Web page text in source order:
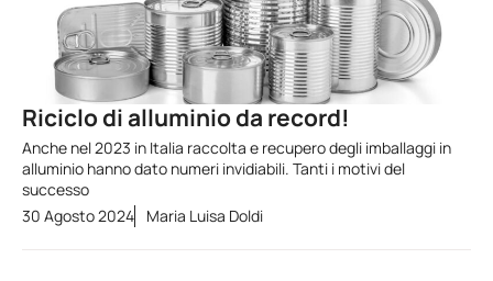
Riciclo di alluminio da record!
Anche nel 2023 in Italia raccolta e recupero degli imballaggi in
alluminio hanno dato numeri invidiabili. Tanti i motivi del
successo
30 Agosto 2024
Maria Luisa Doldi